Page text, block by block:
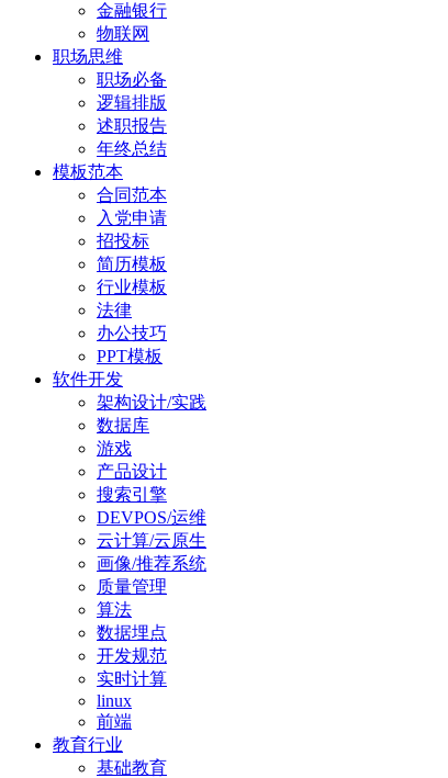
金融银行
物联网
职场思维
职场必备
逻辑排版
述职报告
年终总结
模板范本
合同范本
入党申请
招投标
简历模板
行业模板
法律
办公技巧
PPT模板
软件开发
架构设计/实践
数据库
游戏
产品设计
搜索引擎
DEVPOS/运维
云计算/云原生
画像/推荐系统
质量管理
算法
数据埋点
开发规范
实时计算
linux
前端
教育行业
基础教育